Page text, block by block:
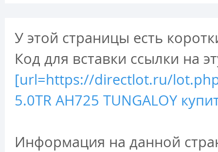
У этой страницы есть
Код для вставки ссылки на
[url=https://directlot.ru/
5.0TR AH725 TUNGALOY
Информация на данной